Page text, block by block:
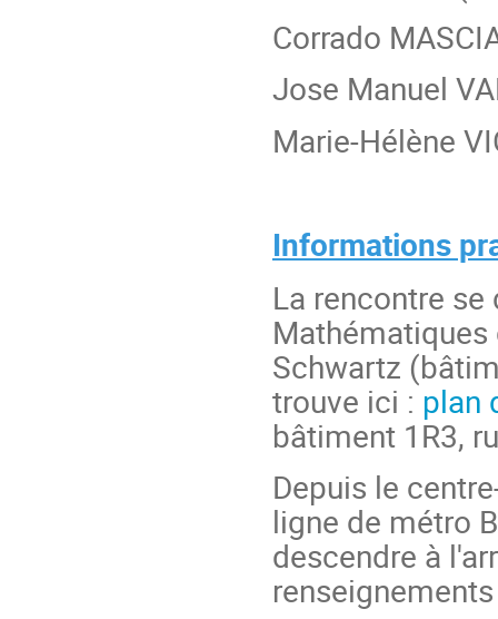
Corrado
Jose Manuel
Marie-Hélène
Informations
La rencontre
Mathématiques
Schwartz
trouve ici : plan
bâtiment 1R3,
Depuis le
ligne de métro
descendre à